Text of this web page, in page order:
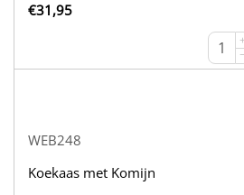
€31,95
+
−
WEB248
Koekaas met Komijn